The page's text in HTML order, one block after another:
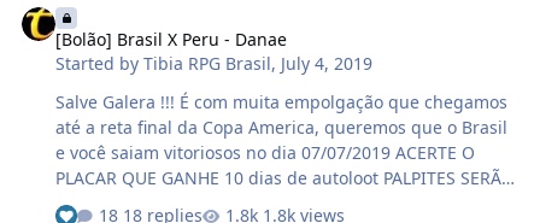
campeão da liga no final do campeonato brasileirão em
dezembro: 100kk Inscrição: Obs: O mercado do cartola
fecha em 7 dias a partir de hoje (05/07/19) , corram. Obs:
As inscrições se encerram às 15:00h do dia 13/07/2019
Obs: Jogadores de Ci…
[Bolão] Brasil X Peru - Danae
Started byTibia RPG Brasil, July 4, 2019
Salve Galera !!! É com muita empolgação que chegamos
até a reta final da Copa America, queremos que o Brasil
e você saiam vitoriosos no dia 07/07/2019 ACERTE O
PLACAR QUE GANHE 10 dias de autoloot PALPITES SERÃO
ACEITOS ATE 07/07/2019 AS 15H OBS: Se houver palpite
18 replies
1.8k views